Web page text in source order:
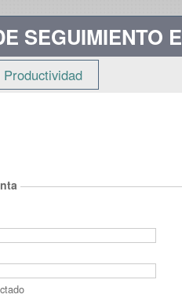
SEGUIMIENTO